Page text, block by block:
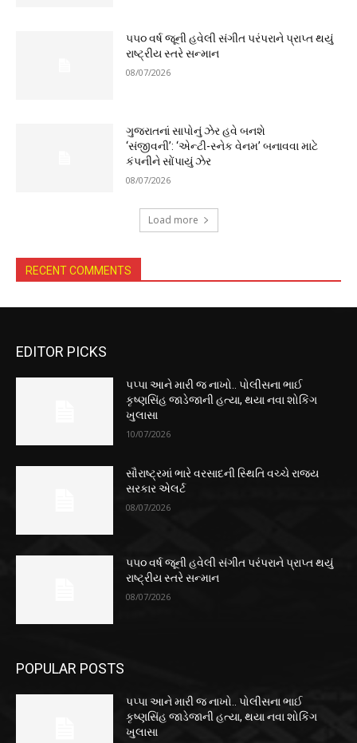
૫૫૦ વર્ષ જૂની હવેલી સંગીત પરંપરાને પ્રાપ્ત થયું
રાષ્ટ્રીય સ્તરે સન્માન
08/07/2026
ગુજરાતનાં સાપોનું ઝેર હવે બનશે
‘સંજીવની’: ‘એન્ટી-સ્નેક વેનમ’ બનાવવા માટે
કંપનીને સોંપાયું ઝેર
08/07/2026
Load more
RECENT COMMENTS
EDITOR PICKS
પપ્પા આને મારી જ નાખો.. પોલીસના ભાઈ
કૃષ્ણસિંહ જાડેજાની હત્યા, થયા નવા શોકિંગ
ખુલાસા
10/07/2026
સૌરાષ્ટ્રમાં ભારે વરસાદની સ્થિતિ વચ્ચે રાજ્ય
સરકાર એલર્ટ
08/07/2026
૫૫૦ વર્ષ જૂની હવેલી સંગીત પરંપરાને પ્રાપ્ત થયું
રાષ્ટ્રીય સ્તરે સન્માન
08/07/2026
POPULAR POSTS
પપ્પા આને મારી જ નાખો.. પોલીસના ભાઈ
કૃષ્ણસિંહ જાડેજાની હત્યા, થયા નવા શોકિંગ
ખુલાસા